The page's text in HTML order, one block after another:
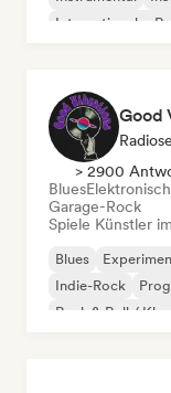
Internationaler Rap
Good
> 2900
Blues
Garage-Rock
Spiele Künstler
Blues
Indie-Rock
Rock & Roll /